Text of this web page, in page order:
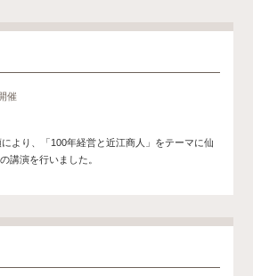
催
より、「100年経営と近江商人」をテーマに仙
講演を行いました。